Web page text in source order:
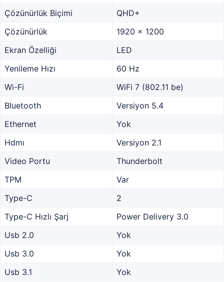
Çözünürlük Biçimi
QHD+
Çözünürlük
1920 x 1200
Ekran Özelliği
LED
Yenileme Hızı
60 Hz
Wi-Fi
WiFi 7 (802.11 be)
Bluetooth
Versiyon 5.4
Ethernet
Yok
Hdmı
Versiyon 2.1
Video Portu
Thunderbolt
TPM
Var
Type-C
2
Type-C Hızlı Şarj
Power Delivery 3.0
Usb 2.0
Yok
Usb 3.0
Yok
Usb 3.1
Yok